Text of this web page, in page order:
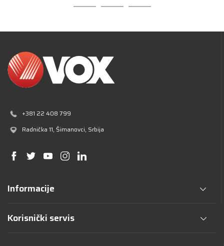
+381 22 408 799
Radnička 11, Šimanovci, Srbija
Informacije
Korisnički servis